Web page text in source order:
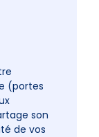
est
à
des
(portes
son
de vos